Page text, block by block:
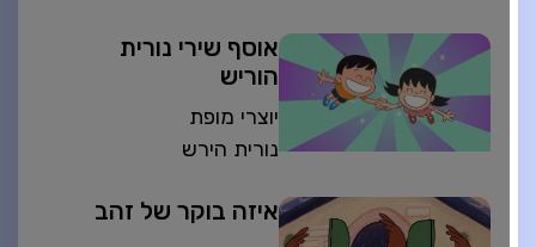
אוסף שירי נורית
הוריש
יוצרי מופת
נורית הירש
איזה בוקר של זהב